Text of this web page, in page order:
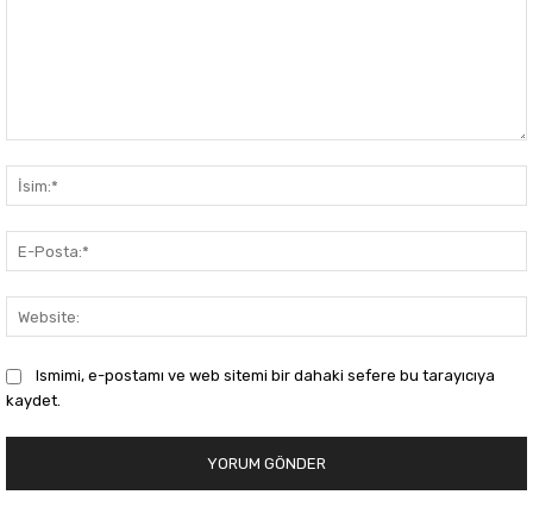
Ismimi, e-postamı ve web sitemi bir dahaki sefere bu tarayıcıya
kaydet.